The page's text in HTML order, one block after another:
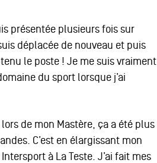
présentée plusieurs fois sur
déplacée de nouveau et puis
le poste ! Je me suis vraiment
du sport lorsque j’ai
de mon Mastère, ça a été plus
C’est en élargissant mon
à La Teste. J’ai fait mes